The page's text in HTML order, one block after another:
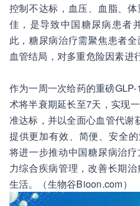
控制不达标，血压、血脂、
佳，是导致中国糖尿病患者
此，糖尿病治疗需聚焦患者
血管结局，对多重危险因素进
作为一周一次给药的重磅
术将半衰期延长至7天，实现
准达标，并以全面心血管代谢
提供更加有效、简便、安全
将进一步推动中国糖尿病治
力综合疾病管理，改善长期
生活。（生物谷Bioon.com）